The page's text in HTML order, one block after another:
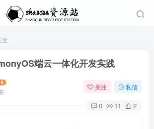
文
端云一体化开发实践
关注 私信
0 11 2